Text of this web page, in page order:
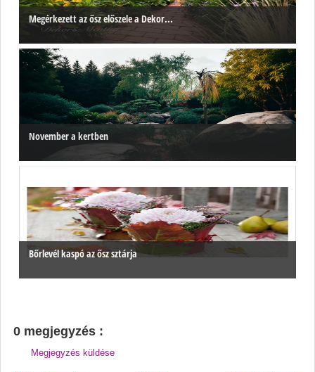
Megérkezett az ősz előszele a Dekor...
November a kertben
Bőrlevél kaspó az ősz sztárja
0 megjegyzés :
Megjegyzés küldése